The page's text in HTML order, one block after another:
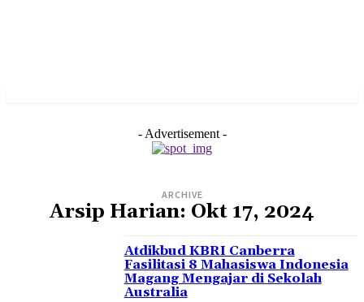
- Advertisement -
ARCHIVE
Arsip Harian: Okt 17, 2024
Atdikbud KBRI Canberra
Fasilitasi 8 Mahasiswa Indonesia
Magang Mengajar di Sekolah
Australia